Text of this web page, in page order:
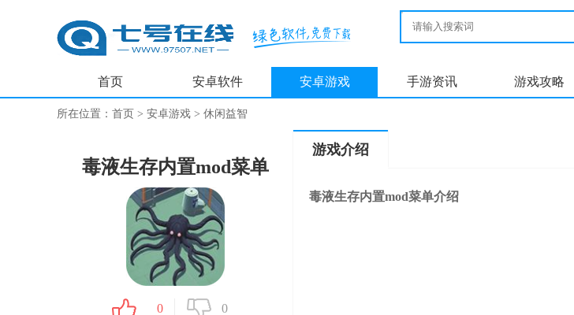
首页 安卓软件 安卓游戏 手游资讯 游戏攻略
所在位置： 首页 > 安卓游戏 > 休闲益智
毒液生存内置mod菜单
0 0
游戏介绍
毒液生存内置mod菜单介绍